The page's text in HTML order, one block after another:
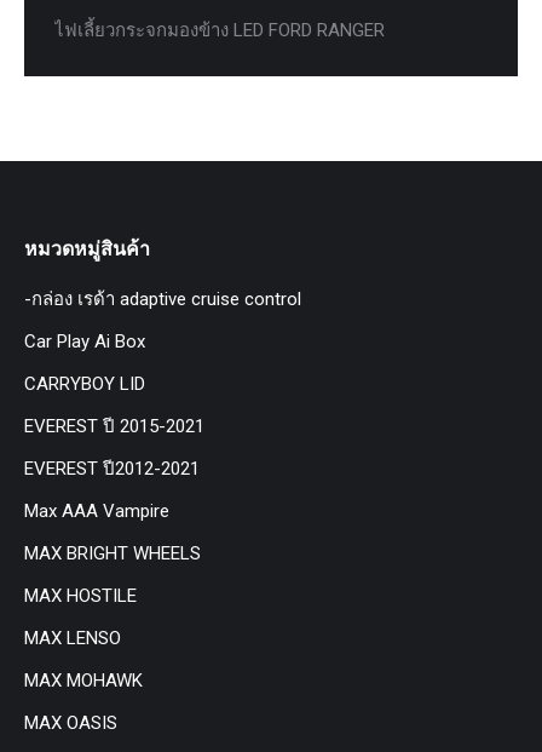
ไฟเลี้ยวกระจกมองข้าง LED FORD RANGER
หมวดหมู่สินค้า
-กล่อง เรด้า adaptive cruise control
Car Play Ai Box
CARRYBOY LID
EVEREST ปี 2015-2021
EVEREST ปี2012-2021
Max AAA Vampire
MAX BRIGHT WHEELS
MAX HOSTILE
MAX LENSO
MAX MOHAWK
MAX OASIS